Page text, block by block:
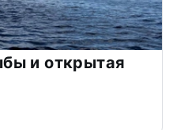
и открытая